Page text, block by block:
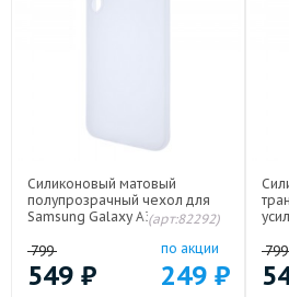
Силиконовый матовый
полупрозрачный чехол для
Samsung Galaxy A34 5G Белый
(арт:82292)
799
549 ₽
по акции
249 ₽